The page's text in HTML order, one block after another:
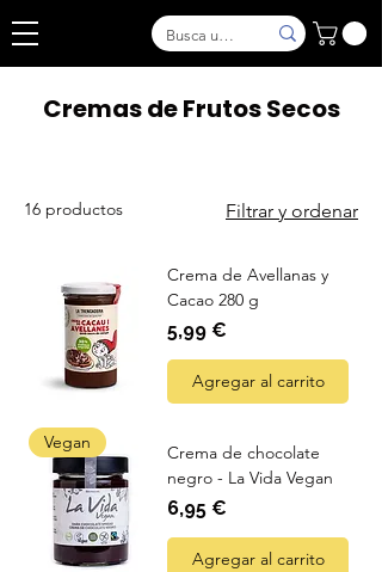
Cremas de Frutos Secos
16 productos Filtrar y ordenar
Crema de Avellanas y
Cacao 280 g
Precio
5,99 €
Agregar al carrito
Vegan
Crema de chocolate
negro - La Vida Vegan
Precio
6,95 €
Agregar al carrito